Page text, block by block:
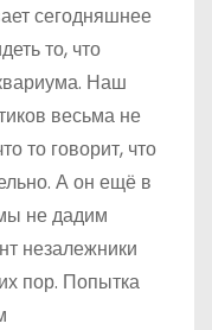
сегодняшнее
то, что
Наш
весьма не
то говорит, что
А он ещё в
не дадим
незалежники
пор. Попытка